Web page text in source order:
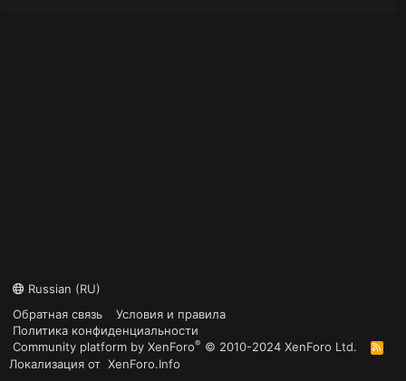
Russian (RU)
Обратная связь
Условия и правила
Политика конфиденциальности
Community platform by XenForo® © 2010-2024 XenForo Ltd.
R
S
Локализация от XenForo.Info